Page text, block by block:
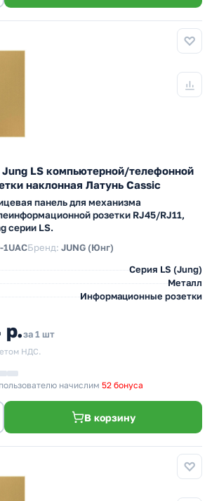
LS компьютерной/телефонной
наклонная Латунь Cassic
панель для механизма
розетки RJ45/RJ11,
серии LS.
1UACБренд: JUNG (Юнг)
Серия LS (Jung)
Металл
Информационные розетки
р.за 1 шт
НДС.
начислим 52 бонуса
В корзину